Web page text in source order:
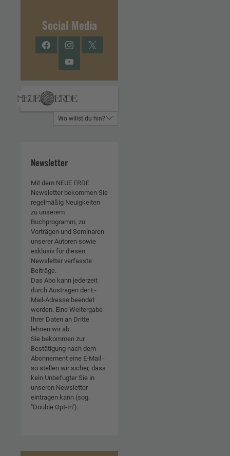
Social Media
FacebookInstagramTwitter
YouTube
Wo willst du hin?
Newsletter
Mit dem NEUE ERDE
Newsletter bekommen Sie
regelmäßig Neuigkeiten
zu unserem
Buchprogramm, zu
Vorträgen und Seminaren
unserer Autoren sowie
exklusiv für diesen
Newsletter verfasste
Beiträge.
Das Abo kann jederzeit
durch Austragen der E-
Mail-Adresse beendet
werden. Eine Weitergabe
Ihrer Daten an Dritte
lehnen wir ab.
Sie bekommen zur
Bestätigung nach dem
Abonnement eine E-Mail -
so stellen wir sicher, dass
kein Unbefugter Sie in
unseren Newsletter
eintragen kann (sog.
"Double Opt-In").